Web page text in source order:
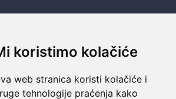
koristimo kolačiće
web stranica koristi kolačiće i
tehnologije praćenja kako
dostava
dana kod vas
povrat novaca
Roba za novac